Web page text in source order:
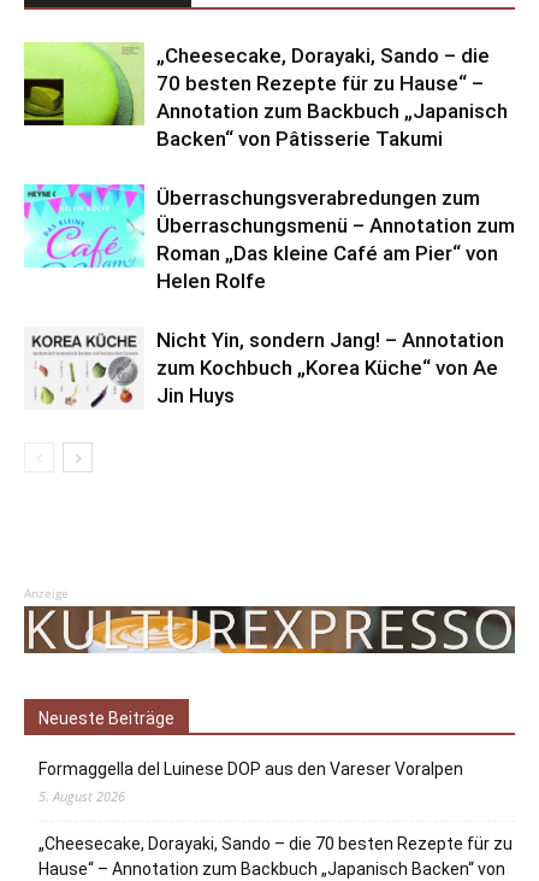
„Cheesecake, Dorayaki, Sando – die
70 besten Rezepte für zu Hause“ –
Annotation zum Backbuch „Japanisch
Backen“ von Pâtisserie Takumi
Überraschungsverabredungen zum
Überraschungsmenü – Annotation zum
Roman „Das kleine Café am Pier“ von
Helen Rolfe
Nicht Yin, sondern Jang! – Annotation
zum Kochbuch „Korea Küche“ von Ae
Jin Huys
Anzeige
Neueste Beiträge
Formaggella del Luinese DOP aus den Vareser Voralpen
5. August 2026
„Cheesecake, Dorayaki, Sando – die 70 besten Rezepte für zu
Hause“ – Annotation zum Backbuch „Japanisch Backen“ von